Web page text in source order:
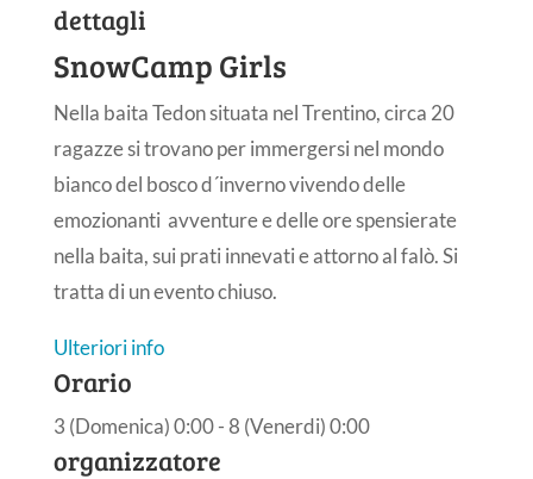
dettagli
SnowCamp Girls
Nella baita Tedon situata nel Trentino, circa 20
ragazze si trovano per immergersi nel mondo
bianco del bosco d´inverno vivendo delle
emozionanti avventure e delle ore spensierate
nella baita, sui prati innevati e attorno al falò. Si
tratta di un evento chiuso.
Ulteriori info
Orario
3 (Domenica) 0:00 - 8 (Venerdi) 0:00
organizzatore